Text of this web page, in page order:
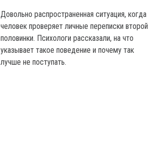
Довольно распространенная ситуация, когда
человек проверяет личные переписки второй
половинки. Психологи рассказали, на что
указывает такое поведение и почему так
лучше не поступать.